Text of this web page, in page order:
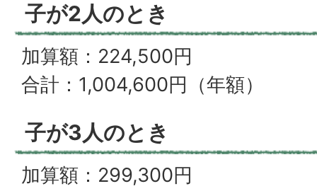
子が2人のとき
加算額：224,500円
合計：1,004,600円（年額）
子が3人のとき
加算額：299,300円